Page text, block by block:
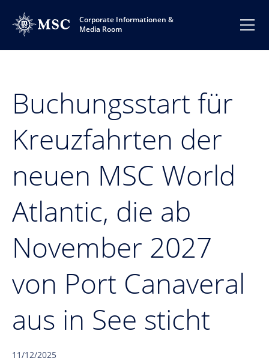
Corporate Informationen &
Media Room
Buchungsstart für
Kreuzfahrten der
neuen MSC World
Atlantic, die ab
November 2027
von Port Canaveral
aus in See sticht
11/12/2025